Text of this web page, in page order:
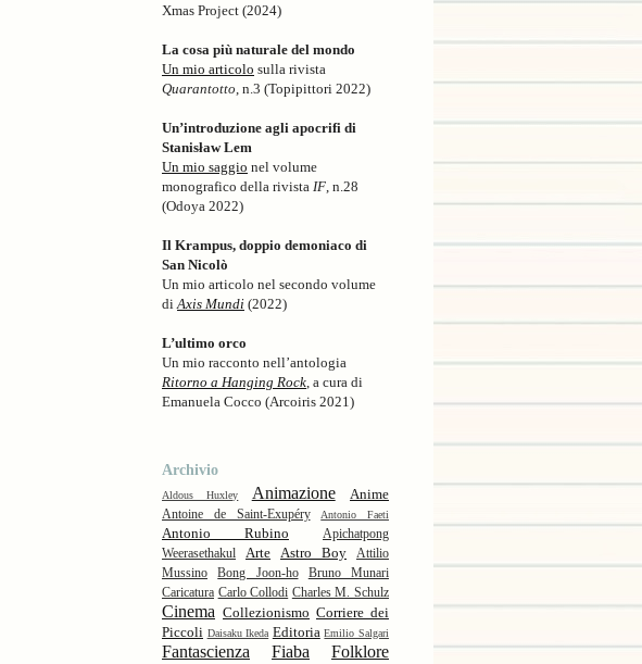
Xmas Project (2024)
La cosa più naturale del mondo
Un mio articolo sulla rivista
Quarantotto , n.3 (Topipittori 2022)
Un’introduzione agli apocrifi di
Stanisław Lem
Un mio saggio nel volume
monografico della rivista IF , n.28
(Odoya 2022)
Il Krampus, doppio demoniaco di
San Nicolò
Un mio articolo nel secondo volume
di Axis Mundi (2022)
L’ultimo orco
Un mio racconto nell’antologia
Ritorno a Hanging Rock , a cura di
Emanuela Cocco (Arcoiris 2021)
Archivio
Aldous Huxley Animazione Anime
Antoine de Saint-Exupéry Antonio Faeti
Antonio Rubino
Apichatpong
Weerasethakul
Arte Astro Boy
Attilio
Mussino
Bong Joon-ho
Bruno Munari
Caricatura Carlo Collodi Charles M. Schulz
Cinema Collezionismo Corriere dei
Piccoli Daisaku Ikeda Editoria Emilio Salgari
Fantascienza Fiaba Folklore